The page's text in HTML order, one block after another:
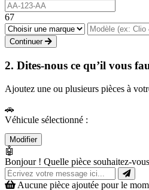
67
Continuer
2. Dites-nous ce qu’il vous
Ajoutez une ou plusieurs pièces à
🚗
Véhicule sélectionné :
Modifier
🤖
Bonjour ! Quelle pièce souhaitez-
Aucune pièce ajoutée pour le